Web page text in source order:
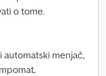
o tome.
automatski menjač,